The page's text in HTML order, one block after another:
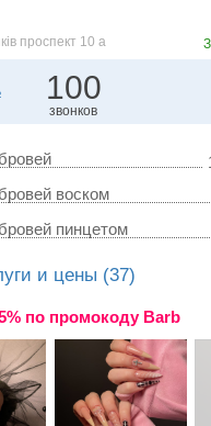
проспект 10 а
100
звонков
воском
пинцетом
и цены (37)
по промокоду Barb